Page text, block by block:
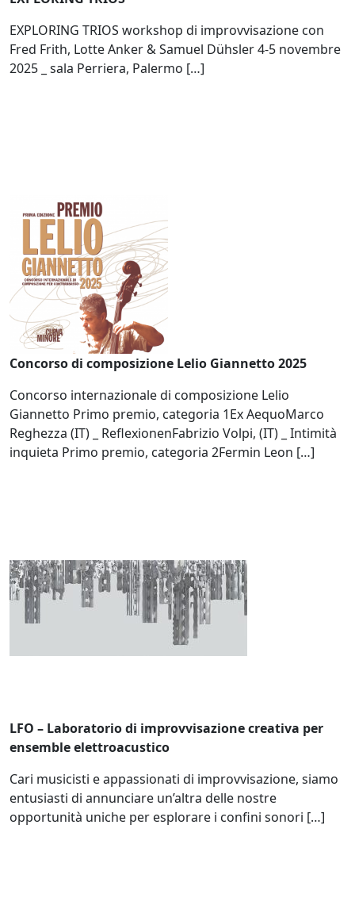
EXPLORING TRIOS workshop di improvvisazione con
Fred Frith, Lotte Anker & Samuel Dühsler 4-5 novembre
2025 _ sala Perriera, Palermo […]
Concorso di composizione Lelio Giannetto 2025
Concorso internazionale di composizione Lelio
Giannetto Primo premio, categoria 1Ex AequoMarco
Reghezza (IT) _ ReflexionenFabrizio Volpi, (IT) _ Intimità
inquieta Primo premio, categoria 2Fermin Leon […]
LFO – Laboratorio di improvvisazione creativa per
ensemble elettroacustico
Cari musicisti e appassionati di improvvisazione, siamo
entusiasti di annunciare un’altra delle nostre
opportunità uniche per esplorare i confini sonori […]